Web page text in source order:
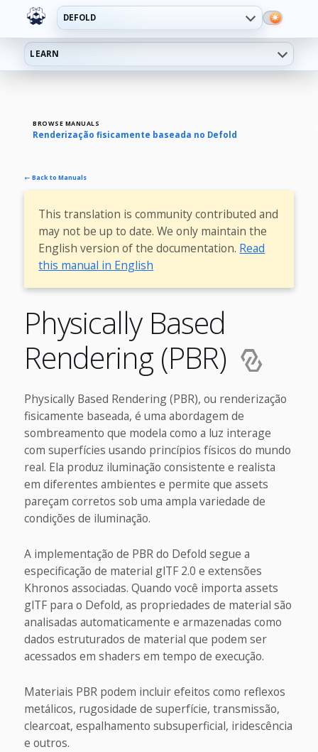
DEFOLD
LEARN
BROWSE MANUALS
Renderização fisicamente baseada no Defold
← Back to Manuals
This translation is community contributed and
may not be up to date. We only maintain the
English version of the documentation. Read
this manual in English
Physically Based
Rendering (PBR)
Physically Based Rendering (PBR), ou renderização
fisicamente baseada, é uma abordagem de
sombreamento que modela como a luz interage
com superfícies usando princípios físicos do mundo
real. Ela produz iluminação consistente e realista
em diferentes ambientes e permite que assets
pareçam corretos sob uma ampla variedade de
condições de iluminação.
A implementação de PBR do Defold segue a
especificação de material glTF 2.0 e extensões
Khronos associadas. Quando você importa assets
glTF para o Defold, as propriedades de material são
analisadas automaticamente e armazenadas como
dados estruturados de material que podem ser
acessados em shaders em tempo de execução.
Materiais PBR podem incluir efeitos como reflexos
metálicos, rugosidade de superfície, transmissão,
clearcoat, espalhamento subsuperficial, iridescência
e outros.